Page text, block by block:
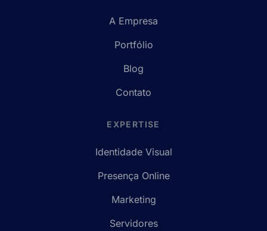
A Empresa
Portfólio
Blog
Contato
EXPERTISE
Identidade Visual
Presença Online
Marketing
Servidores